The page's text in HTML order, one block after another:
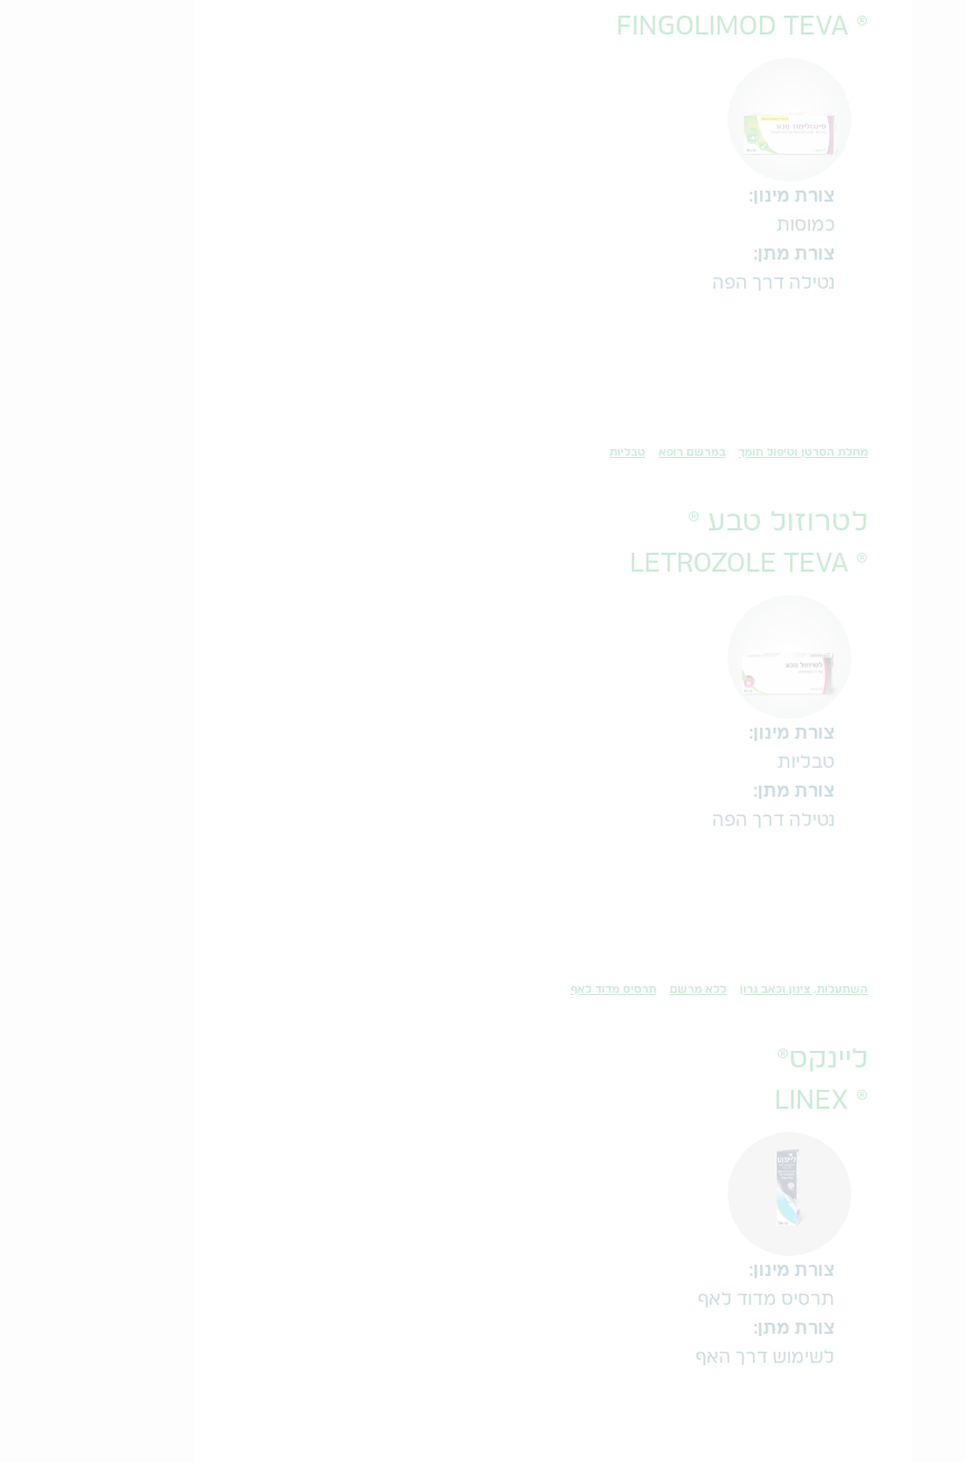
® FINGOLIMOD TEVA
צורת מינון:
כמוסות
צורת מתן:
נטילה דרך הפה
מחלת הסרטן וטיפול תומך במרשם רופא טבליות
לטרוזול טבע ®
® LETROZOLE TEVA
צורת מינון:
טבליות
צורת מתן:
נטילה דרך הפה
השתעלות, צינון וכאב גרון ללא מרשם תרסיס מדוד לאף
ליינקס®
® LINEX
צורת מינון:
תרסיס מדוד לאף
צורת מתן:
לשימוש דרך האף